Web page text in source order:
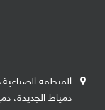
المنطقه
دمياط الجديدة،